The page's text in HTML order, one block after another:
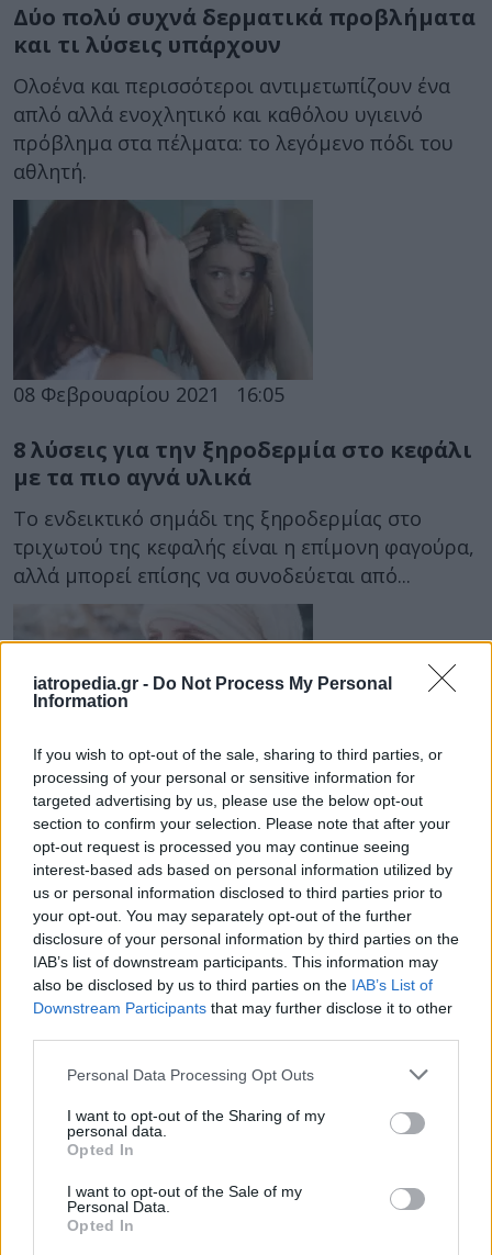
iatropedia.gr - Do Not Process My Personal
Information
If you wish to opt-out of the sale, sharing to third parties, or
processing of your personal or sensitive information for
targeted advertising by us, please use the below opt-out
section to confirm your selection. Please note that after your
opt-out request is processed you may continue seeing
interest-based ads based on personal information utilized by
us or personal information disclosed to third parties prior to
your opt-out. You may separately opt-out of the further
disclosure of your personal information by third parties on the
IAB’s list of downstream participants. This information may
also be disclosed by us to third parties on the IAB’s List of
Downstream Participants that may further disclose it to other
Personal Data Processing Opt Outs
I want to opt-out of the Sharing of my
personal data.
Opted In
I want to opt-out of the Sale of my
Personal Data.
Opted In
Δύο πολύ συχνά δερματικά προβλήματα
και τι λύσεις υπάρχουν
Ολοένα και περισσότεροι αντιμετωπίζουν ένα
απλό αλλά ενοχλητικό και καθόλου υγιεινό
πρόβλημα στα πέλματα: το λεγόμενο πόδι του
αθλητή.
08 Φεβρουαρίου 2021 16:05
8 λύσεις για την ξηροδερμία στο κεφάλι
με τα πιο αγνά υλικά
Το ενδεικτικό σημάδι της ξηροδερμίας στο
τριχωτού της κεφαλής είναι η επίμονη φαγούρα,
αλλά μπορεί επίσης να συνοδεύεται από...
19 Ιανουαρίου 2021 19:00
Πώς να προστατεύσετε το δέρμα σας
από το κρύο
Κατακόρυφη πτώση παρουσιάζει τις τελευταίες
ημέρες η περιβαλλοντική θερμοκρασία στη
χώρα μας, με αλλεπάλληλα ψυχρά μέτωπα να
την πλήττουν...
21 Οκτωβρίου 2020